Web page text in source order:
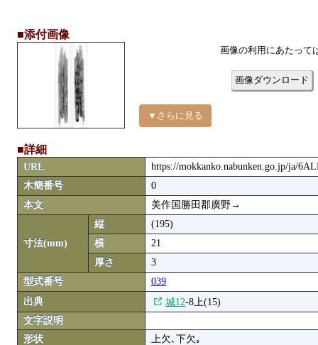
■添付画像
▼さらに見る
画像の利用にあたって
画像ダウンロード
■詳細
URL
https://mokkanko.nabunken.go.jp/ja/
木簡番号
0
本文
美作国勝田郡廣野→
寸法(mm)
縦
(195)
横
21
厚さ
3
型式番号
039
出典
城12-8上(15)
文字説明
形状
上欠､下欠｡